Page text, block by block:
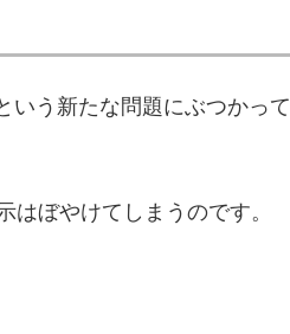
いう新たな問題にぶつかって
ぼやけてしまうのです。